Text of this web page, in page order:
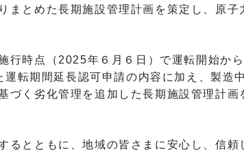
まとめた長期施設管理計画を策定し、原子
時点（2025年６月６日）で運転開始か
転期間延長認可申請の内容に加え、製造
づく劣化管理を追加した長期施設管理計画
とともに、地域の皆さまに安心し、信頼